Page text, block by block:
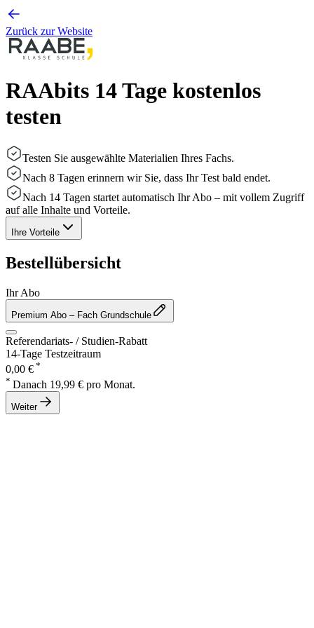
Zurück zur Website
RAAbits 14 Tage kostenlos
testen
Testen Sie ausgewählte Materialien Ihres Fachs.
Nach 8 Tagen erinnern wir Sie, dass Ihr Test bald endet.
Nach 14 Tagen startet automatisch Ihr Abo – mit vollem Zugriff
auf alle Inhalte und Vorteile.
Ihre Vorteile
Bestellübersicht
Ihr Abo
Premium Abo – Fach Grundschule
Referendariats- / Studien-Rabatt
14-Tage Testzeitraum
0,00 € *
* Danach 19,99 € pro Monat.
Weiter